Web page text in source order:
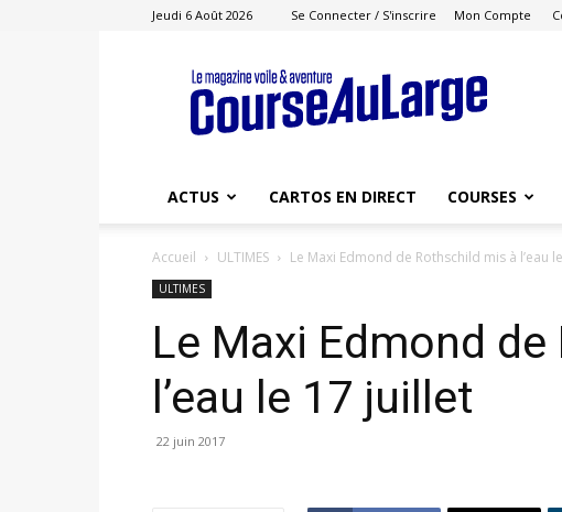
Jeudi 6 Août 2026 Se Connecter / S'inscrire Mon Compte
Course
au
Large
ACTUS CARTOS EN DIRECT COURSES
Accueil ULTIMES Le Maxi Edmond de Rothschild mis à l’eau
ULTIMES
Le Maxi Edmond
l’eau le 17 juillet
22 juin 2017